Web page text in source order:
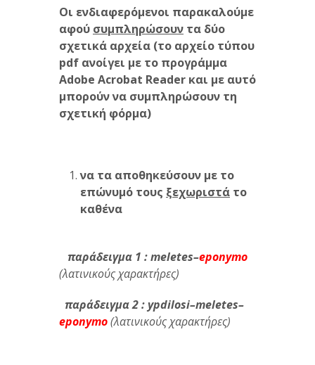
Οι ενδιαφερόμενοι παρακαλούμε
αφού συμπληρώσουν τα δύο
σχετικά αρχεία (το αρχείο τύπου
pdf ανοίγει με το προγράμμα
Adobe Acrobat Reader και με αυτό
μπορούν να συμπληρώσουν τη
σχετική φόρμα)
να τα αποθηκεύσουν με το
επώνυμό τους ξεχωριστά το
καθένα
παράδειγμα 1 :meletes–eponymo
(λατινικούς χαρακτήρες)
παράδειγμα 2 : ypdilosi–meletes–
eponymo(λατινικούς χαρακτήρες)